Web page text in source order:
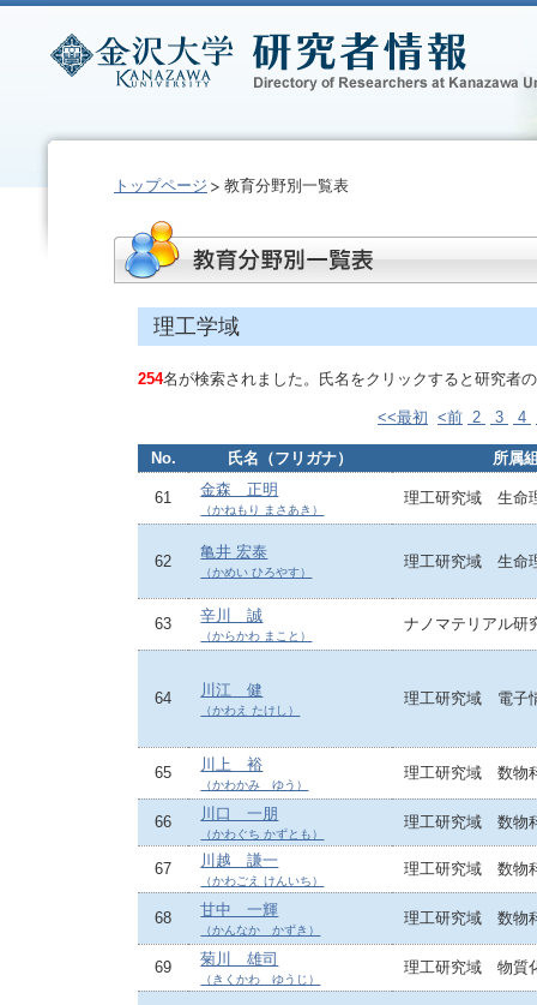
トップページ 教育分野別一覧表
理工学域
254名が検索されました。氏名をクリックすると研究者
<<最初 <前 2 3 4
No. 氏名（フリガナ） 所属
61 金森 正明
（かねもり まさあき）
理工研究域 生命
62
亀井 宏泰
（かめい ひろやす）
理工研究域 生命
63 辛川 誠
（からかわ まこと）
ナノマテリアル研
64 川江 健
（かわえ たけし）
理工研究域 電子
65 川上 裕
（かわかみ ゆう）
理工研究域 数物
66 川口 一朋
（かわぐち かずとも）
理工研究域 数物
67 川越 謙一
（かわごえ けんいち）
理工研究域 数物
68 甘中 一輝
（かんなか かずき）
理工研究域 数物
69 菊川 雄司
（きくかわ ゆうじ）
理工研究域 物質